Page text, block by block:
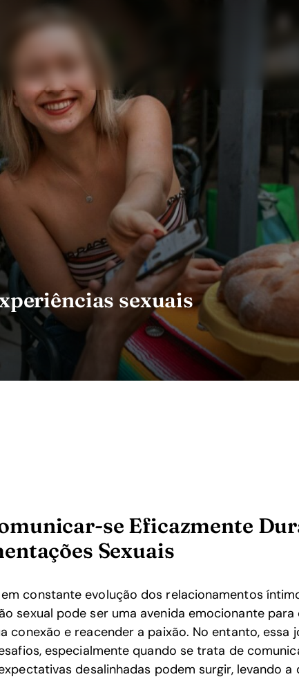
sexuais
se Eficazmente
Sexuais
constante evolução dos relacionamentos
sexual pode ser uma avenida emocionante para
conexão e reacender a paixão. No entanto, essa
especialmente quando se trata de
desalinhadas podem surgir, levando